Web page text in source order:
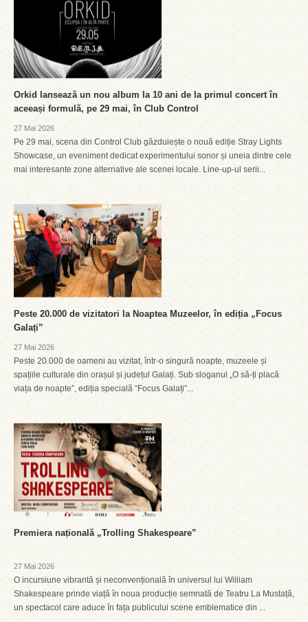
Orkid lansează un nou album la 10 ani de la primul concert în
aceeași formulă, pe 29 mai, în Club Control
27 Mai 2026
Pe 29 mai, scena din Control Club găzduiește o nouă ediție Stray Lights
Showcase, un eveniment dedicat experimentului sonor și uneia dintre cele
mai interesante zone alternative ale scenei locale. Line-up-ul serii...
Peste 20.000 de vizitatori la Noaptea Muzeelor, în ediția „Focus
Galați”
27 Mai 2026
Peste 20.000 de oameni au vizitat, într-o singură noapte, muzeele și
spațiile culturale din orașul și județul Galați. Sub sloganul „O să-ți placă
viața de noapte”, ediția specială “Focus Galați”...
Premiera națională „Trolling Shakespeare”
27 Mai 2026
O incursiune vibrantă și neconvențională în universul lui William
Shakespeare prinde viață în noua producție semnată de Teatru La Mustață,
un spectacol care aduce în fața publicului scene emblematice din ...